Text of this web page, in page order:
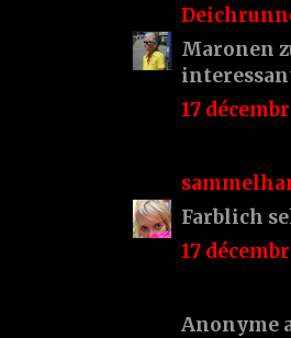
Maronen
17
Farblich
17
Anonyme